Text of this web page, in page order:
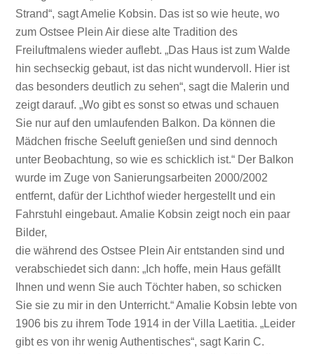
Strand“, sagt Amelie Kobsin. Das ist so wie heute, wo
zum Ostsee Plein Air diese alte Tradition des
Freiluftmalens wieder auflebt. „Das Haus ist zum Walde
hin sechseckig gebaut, ist das nicht wundervoll. Hier ist
das besonders deutlich zu sehen“, sagt die Malerin und
zeigt darauf. „Wo gibt es sonst so etwas und schauen
Sie nur auf den umlaufenden Balkon. Da können die
Mädchen frische Seeluft genießen und sind dennoch
unter Beobachtung, so wie es schicklich ist.“ Der Balkon
wurde im Zuge von Sanierungsarbeiten 2000/2002
entfernt, dafür der Lichthof wieder hergestellt und ein
Fahrstuhl eingebaut. Amalie Kobsin zeigt noch ein paar
Bilder,
die während des Ostsee Plein Air entstanden sind und
verabschiedet sich dann: „Ich hoffe, mein Haus gefällt
Ihnen und wenn Sie auch Töchter haben, so schicken
Sie sie zu mir in den Unterricht.“ Amalie Kobsin lebte von
1906 bis zu ihrem Tode 1914 in der Villa Laetitia. „Leider
gibt es von ihr wenig Authentisches“, sagt Karin C.